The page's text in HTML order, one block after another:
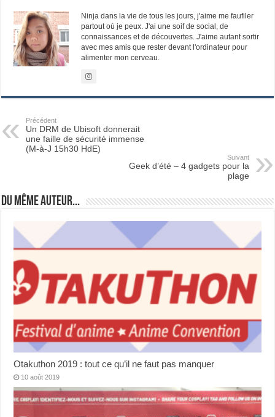
Ninja dans la vie de tous les jours, j'aime me faufiler
partout où je peux. J'ai une soif de social, de
connaissances et de découvertes. J'aime autant sortir
avec mes amis que rester devant l'ordinateur pour
alimenter mon cerveau.
Précédent
Un DRM de Ubisoft donnerait
une faille de sécurité immense
(M-à-J 15h30 HdE)
Suivant
Geek d’été – 4 gadgets pour la
plage
Du même auteur...
Otakuthon 2019 : tout ce qu’il ne faut pas manquer
10 août 2019